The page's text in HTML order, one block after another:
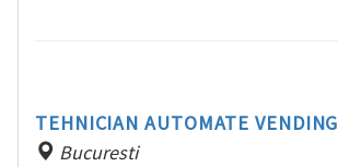
TEHNICIAN AUTOMATE VENDING
Bucuresti